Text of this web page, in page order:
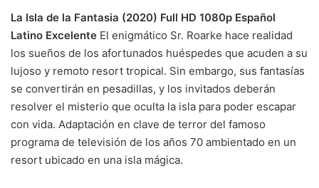
La Isla de la Fantasia (2020) Full HD 1080p Español
Latino Excelente El enigmático Sr. Roarke hace realidad
los sueños de los afortunados huéspedes que acuden a su
lujoso y remoto resort tropical. Sin embargo, sus fantasías
se convertirán en pesadillas, y los invitados deberán
resolver el misterio que oculta la isla para poder escapar
con vida. Adaptación en clave de terror del famoso
programa de televisión de los años 70 ambientado en un
resort ubicado en una isla mágica.